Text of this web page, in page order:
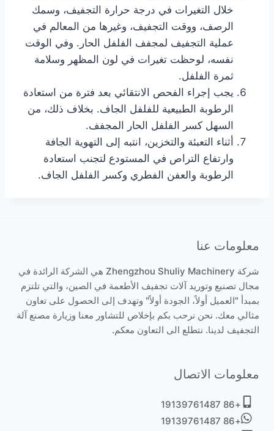
خلال التغيرات في درجة حرارة التجفيف، وسمك
الرصف، ووقت التجفيف، وغيرها من المعالم في
عملية التجفيف لمجفف الفلفل الحار. وفي الوقت
نفسه، لوحظت تغيرات في لون المظهر وسلامة
ثمرة الفلفل.
يجب إجراء الفحص الانتقائي بعد فترة من استعادة
الرطوبة الطبيعية للفلفل الجاف. بخلاف ذلك، من
السهل كسر الفلفل الحار المجفف.
أثناء التعبئة والتخزين، انتبه إلى التهوية الجافة
وارتفاع التراص في المستودع لتجنب استعادة
الرطوبة والعفن الفطري وكسر الفلفل الجاف.
معلومات عنا
شركة Zhengzhou Shuliy Machinery هي الشركة الرائدة في
مجال تصنيع وتوريد آلات تجفيف الأطعمة في الصين، والتي تلتزم
بمبدأ "العميل أولاً، الجودة أولاً" وتهدف إلى الحصول على تعاون
مثالي معك. نحن نرحب بكم بإخلاص للتشاور معنا وزيارة مصنع آلة
التجفيف لدينا. نتطلع الى التعاون معكم.
معلومات الاتصال
+86 19139761487
+86 19139761487